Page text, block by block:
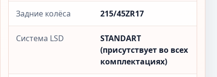
Задние колёса 215/45ZR17
Система LSD
STANDART
(присутствует во всех
комплектациях)